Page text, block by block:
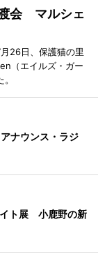
会 マルシェ
26日、保護猫の里
（エイルズ・ガー
ナウンス・ラジ
ト展 小鹿野の新